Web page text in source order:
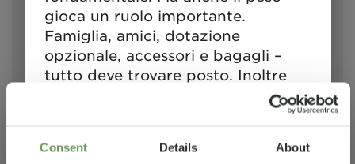
Consent Details About
77.189 €
Prezzo a partire
a)
6,95 m 3500 kg
Massa massima
tecnicamente
gioca un ruolo importante.
Famiglia, amici, dotazione
opzionale, accessori e bagagli –
tutto deve trovare posto. Inoltre
giuridici per la configurazione e il
per un determinato peso, che non